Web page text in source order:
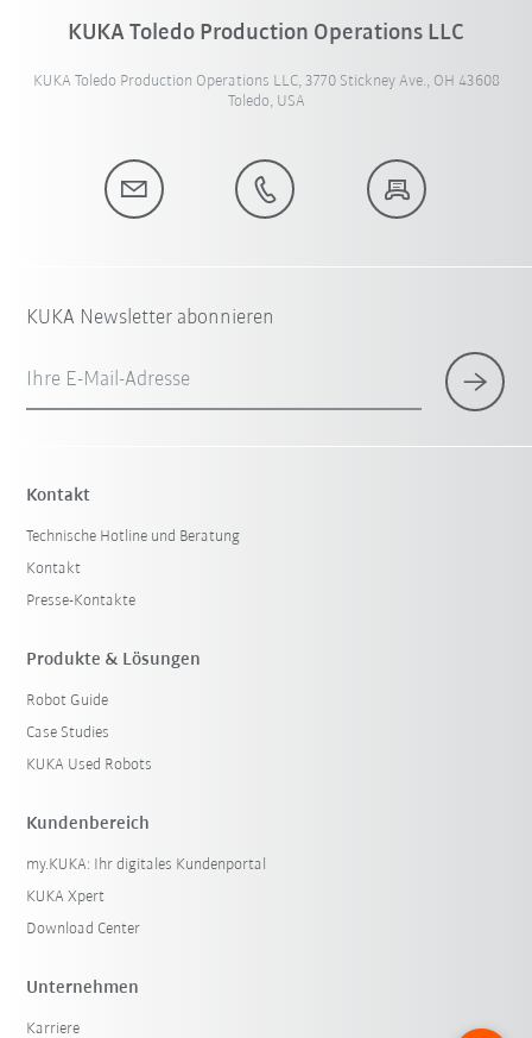
KUKA Toledo Production Operations LLC
KUKA Toledo Production Operations LLC, 3770 Stickney Ave., OH 43608
Toledo, USA
KUKA Newsletter abonnieren
Ihre E-Mail-Adresse
Kontakt
Technische Hotline und Beratung
Kontakt
Presse-Kontakte
Produkte & Lösungen
Robot Guide
Case Studies
KUKA Used Robots
Kundenbereich
my.KUKA: Ihr digitales Kundenportal
KUKA Xpert
Download Center
Unternehmen
Karriere